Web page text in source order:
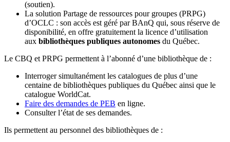
(soutien).
La solution Partage de ressources pour groupes (PRPG)
d’OCLC : son accès est géré par BAnQ qui, sous réserve de
disponibilité, en offre gratuitement la licence d’utilisation
aux bibliothèques publiques autonomes du Québec.
Le CBQ et PRPG permettent à l’abonné d’une bibliothèque de :
Interroger simultanément les catalogues de plus d’une
centaine de bibliothèques publiques du Québec ainsi que le
catalogue WorldCat.
Faire des demandes de PEB en ligne.
Consulter l’état de ses demandes.
Ils permettent au personnel des bibliothèques de :